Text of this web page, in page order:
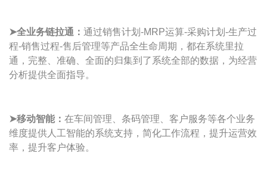
➤全业务链拉通： 通过销售计划-MRP运算-采购计划-生产过
程-销售过程-售后管理等产品全生命周期，都在系统里拉
通，完整、准确、全面的归集到了系统全部的数据，为经营
分析提供全面指导。
➤移动智能： 在车间管理、条码管理、客户服务等各个业务
维度提供人工智能的系统支持，简化工作流程，提升运营效
率，提升客户体验。